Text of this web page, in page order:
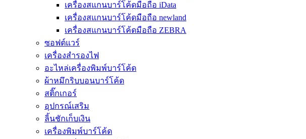
เครื่องสแกนบาร์โค้ดมือถือ iData
เครื่องสแกนบาร์โค้ดมือถือ newland
เครื่องสแกนบาร์โค้ดมือถือ ZEBRA
ซอฟต์แวร์
เครื่องสำรองไฟ
อะไหล่เครื่องพิมพ์บาร์โค้ด
ผ้าหมึกริบบอนบาร์โค้ด
สติ๊กเกอร์
อุปกรณ์เสริม
ลิ้นชักเก็บเงิน
เครื่องพิมพ์บาร์โค้ด